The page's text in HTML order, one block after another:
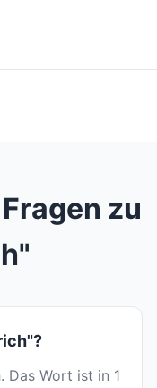
zu
Das Wort ist in 1